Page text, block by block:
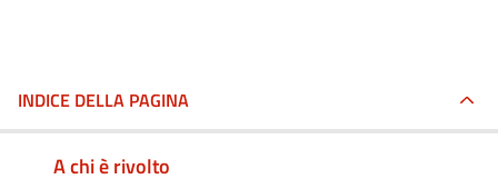
INDICE DELLA PAGINA
A chi è rivolto